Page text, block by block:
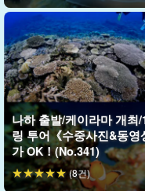
아름다운 열
투명도가 뛰어나고 새파란
많은慶良間에서는 아름다
나하 출발/케이라마 개
링 투어《수중사진&동
가 OK！(No.341)
(8건)